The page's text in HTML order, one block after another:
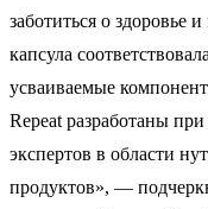
заботиться о здоровье
капсула
усваиваемые
Repeat разработаны
экспертов в области
продуктов», —